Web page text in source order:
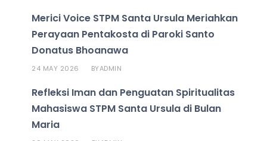
Merici Voice STPM Santa Ursula Meriahkan
Perayaan Pentakosta di Paroki Santo
Donatus Bhoanawa
24 MAY 2026 BYADMIN
Refleksi Iman dan Penguatan Spiritualitas
Mahasiswa STPM Santa Ursula di Bulan
Maria